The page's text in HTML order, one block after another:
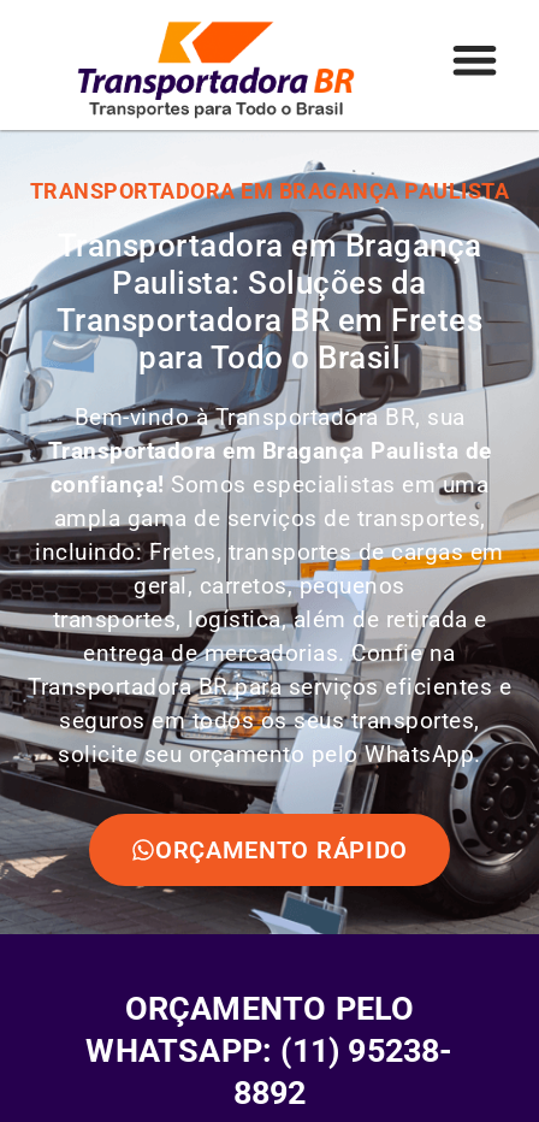
TRANSPORTADORA EM BRAGANÇA PAULISTA
Transportadora em Bragança
Paulista: Soluções da
Transportadora BR em Fretes
para Todo o Brasil
Bem-vindo à Transportadora BR, sua
Transportadora em Bragança Paulista de
confiança! Somos especialistas em uma
ampla gama de serviços de transportes,
incluindo: Fretes, transportes de cargas em
geral, carretos, pequenos
transportes, logística, além de retirada e
entrega de mercadorias. Confie na
Transportadora BR para serviços eficientes e
seguros em todos os seus transportes,
solicite seu orçamento pelo WhatsApp.
ORÇAMENTO RÁPIDO
ORÇAMENTO PELO
WHATSAPP: (11) 95238-
8892